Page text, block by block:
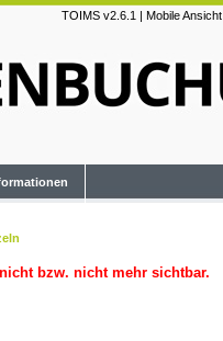
TOIMS v2.6.1 | Mobile Ansicht
bzw. nicht mehr sichtbar.